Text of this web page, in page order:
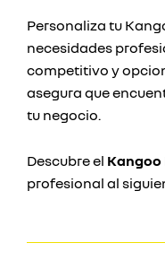
Personaliza tu
necesidades
competitivo y
asegura que
tu negocio.
Descubre el Kangoo
profesional al